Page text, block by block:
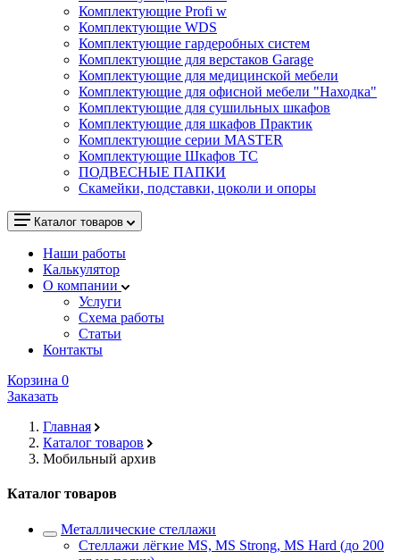
Комплектующие Profi w
Комплектующие WDS
Комплектующие гардеробных систем
Комплектующие для верстаков Garage
Комплектующие для медицинской мебели
Комплектующие для офисной мебели "Находка"
Комплектующие для сушильных шкафов
Комплектующие для шкафов Практик
Комплектующие серии MASTER
Комплектующие Шкафов ТС
ПОДВЕСНЫЕ ПАПКИ
Скамейки, подставки, цоколи и опоры
Каталог товаров
Наши работы
Калькулятор
О компании
Услуги
Схема работы
Статьи
Контакты
Корзина 0
Заказать
Главная
Каталог товаров
Мобильный архив
Каталог товаров
Металлические стеллажи
Стеллажи лёгкие MS, MS Strong, MS Hard (до 200